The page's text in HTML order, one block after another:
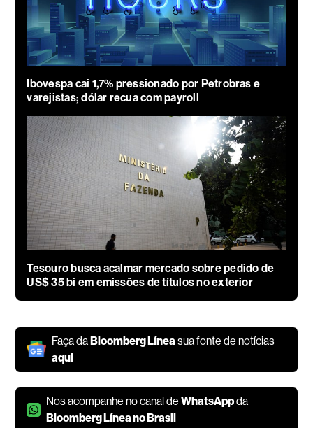
Ibovespa cai 1,7% pressionado por Petrobras e
varejistas; dólar recua com payroll
Tesouro busca acalmar mercado sobre pedido de
US$ 35 bi em emissões de títulos no exterior
Faça daBloomberg Línea sua fonte de notícias
aqui
Nos acompanhe no canal deWhatsAppda
Bloomberg Línea no Brasil